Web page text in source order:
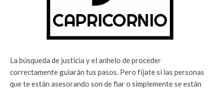
La búsqueda de justicia y el anhelo de proceder
correctamente guiarán tus pasos. Pero fíjate si las personas
que te están asesorando son de fiar o simplemente se están